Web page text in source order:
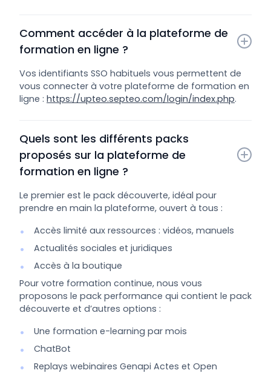
Comment accéder à la plateforme de
formation en ligne ?
Vos identifiants SSO habituels vous permettent de
vous connecter à votre plateforme de formation en
ligne : https://upteo.septeo.com/login/index.php.
Quels sont les différents packs
proposés sur la plateforme de
formation en ligne ?
Le premier est le pack découverte, idéal pour
prendre en main la plateforme, ouvert à tous :
Accès limité aux ressources : vidéos, manuels
Actualités sociales et juridiques
Accès à la boutique
Pour votre formation continue, nous vous
proposons le pack performance qui contient le pack
découverte et d’autres options :
Une formation e-learning par mois
ChatBot
Replays webinaires Genapi Actes et Open